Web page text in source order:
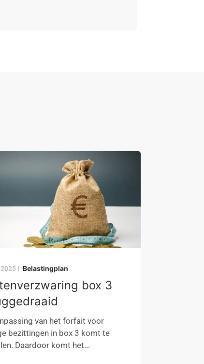
| Belastingplan
box 3
van het forfait voor
bezittingen in box 3 komt te
Daardoor komt het...